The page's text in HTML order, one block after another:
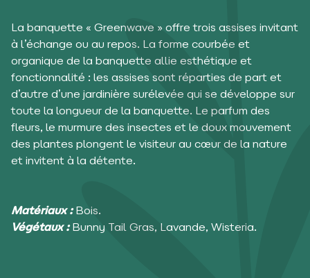
La banquette « Greenwave » offre trois assises invitant
à l’échange ou au repos. La forme courbée et
organique de la banquette allie esthétique et
fonctionnalité : les assises sont réparties de part et
d’autre d’une jardinière surélevée qui se développe sur
toute la longueur de la banquette. Le parfum des
fleurs, le murmure des insectes et le doux mouvement
des plantes plongent le visiteur au cœur de la nature
et invitent à la détente.
Matériaux :Bois.
Végétaux :Bunny Tail Gras, Lavande, Wisteria.